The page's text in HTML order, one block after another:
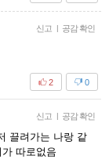
신고 | 공감 확인
0
2
신고 | 공감 확인
끌려가는 나랑 같
따로없음